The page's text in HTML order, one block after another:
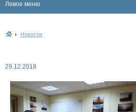
Левое меню
Новости
29.12.2018